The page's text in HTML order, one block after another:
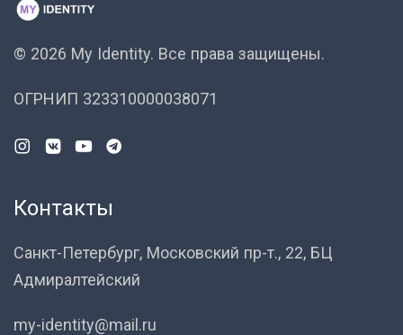
© 2026 My Identity. Все права защищены.
ОГРНИП 323310000038071
Контакты
Санкт-Петербург, Московский пр-т., 22, БЦ
Адмиралтейский
my-identity@mail.ru